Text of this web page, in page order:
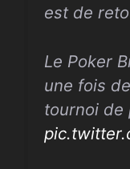
est de
Le Poker
une fois
tournoi de